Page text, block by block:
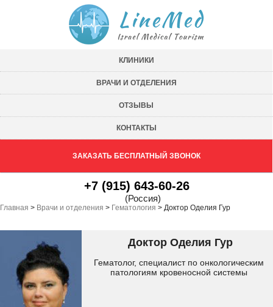
КЛИНИКИ
ВРАЧИ И ОТДЕЛЕНИЯ
ОТЗЫВЫ
КОНТАКТЫ
ЗАКАЗАТЬ БЕСПЛАТНЫЙ ЗВОНОК
+7 (915) 643-60-26
(Россия)
Главная > Врачи и отделения > Гематология > Доктор Оделия Гур
Доктор Оделия Гур
Гематолог, специалист по онкологическим
патологиям кровеносной системы